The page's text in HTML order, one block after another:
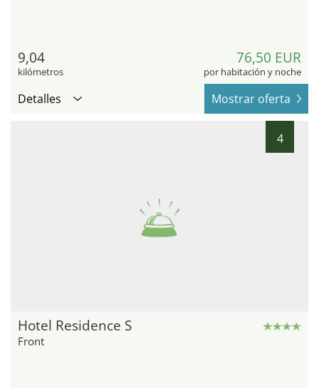
9,04
kilómetros
76,50 EUR
por habitación y noche
Detalles Mostrar oferta
4
Hotel Residence S
Front